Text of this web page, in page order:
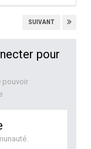
SUIVANT
pour
pouvoir